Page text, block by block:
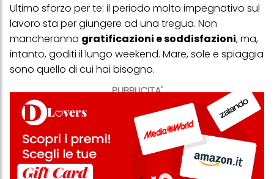
PUBBLICITA'
Ultimo sforzo per te: il periodo molto impegnativo sul
lavoro sta per giungere ad una tregua. Non
mancheranno gratificazioni e soddisfazioni, ma,
intanto, goditi il lungo weekend. Mare, sole e spiaggia
sono quello di cui hai bisogno.